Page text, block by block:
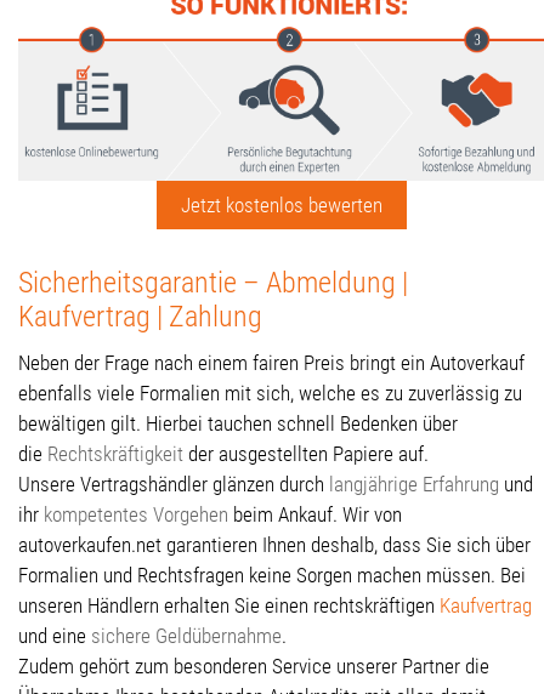
Jetzt kostenlos bewerten
Sicherheitsgarantie – Abmeldung |
Kaufvertrag | Zahlung
Neben der Frage nach einem fairen Preis bringt ein Autoverkauf
ebenfalls viele Formalien mit sich, welche es zu zuverlässig zu
bewältigen gilt. Hierbei tauchen schnell Bedenken über
die Rechtskräftigkeit der ausgestellten Papiere auf.
Unsere Vertragshändler glänzen durch langjährige Erfahrung und
ihr kompetentes Vorgehen beim Ankauf. Wir von
autoverkaufen.net garantieren Ihnen deshalb, dass Sie sich über
Formalien und Rechtsfragen keine Sorgen machen müssen. Bei
unseren Händlern erhalten Sie einen rechtskräftigen Kaufvertrag
und eine sichere Geldübernahme.
Zudem gehört zum besonderen Service unserer Partner die